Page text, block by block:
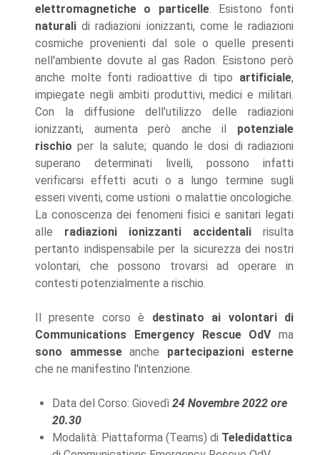
elettromagnetiche o particelle. Esistono fonti
naturali di radiazioni ionizzanti, come le radiazioni
cosmiche provenienti dal sole o quelle presenti
nell'ambiente dovute al gas Radon. Esistono però
anche molte fonti radioattive di tipo artificiale,
impiegate negli ambiti produttivi, medici e militari.
Con la diffusione dell'utilizzo delle radiazioni
ionizzanti, aumenta però anche il potenziale
rischio per la salute; quando le dosi di radiazioni
superano determinati livelli, possono infatti
verificarsi effetti acuti o a lungo termine sugli
esseri viventi, come ustioni o malattie oncologiche.
La conoscenza dei fenomeni fisici e sanitari legati
alle radiazioni ionizzanti accidentali risulta
pertanto indispensabile per la sicurezza dei nostri
volontari, che possono trovarsi ad operare in
contesti potenzialmente a rischio.
Il presente corso è destinato ai volontari di
Communications Emergency Rescue OdVma
sono ammesseanche partecipazioni esterne
che ne manifestino l'intenzione.
Data del Corso: Giovedì 24 Novembre 2022 ore
20.30
Modalità: Piattaforma (Teams) di Teledidattica